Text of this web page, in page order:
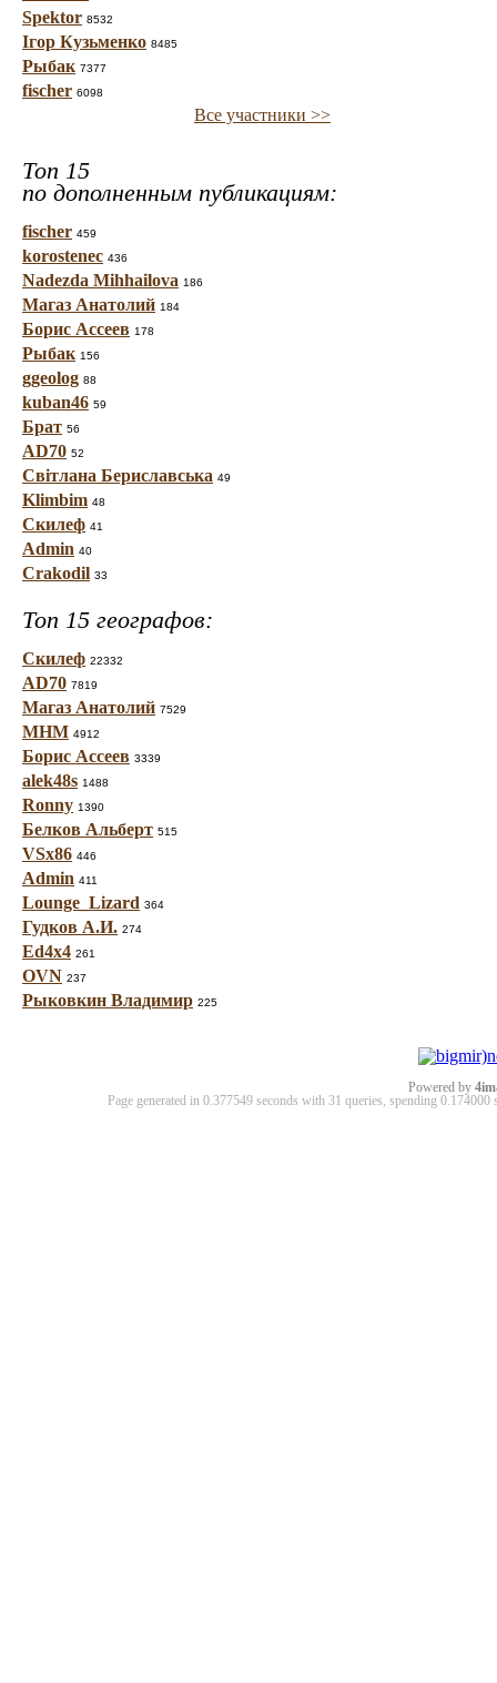
Spektor 8532
Ігор Кузьменко 8485
Рыбак 7377
fischer 6098
Все участники >>
Топ 15
по дополненным публикациям:
fischer 459
korostenec 436
Nadezda Mihhailova 186
Магаз Анатолий 184
Борис Ассеев 178
Рыбак 156
ggeolog 88
kuban46 59
Брат 56
AD70 52
Світлана Бериславська 49
Klimbim 48
Скилеф 41
Admin 40
Crakodil 33
Топ 15 географов:
Скилеф 22332
AD70 7819
Магаз Анатолий 7529
МНМ 4912
Борис Ассеев 3339
alek48s 1488
Ronny 1390
Белков Альберт 515
VSx86 446
Admin 411
Lounge_Lizard 364
Гудков А.И. 274
Ed4x4 261
OVN 237
Рыковкин Владимир 225
Powered by
Page generated in 0.377549 seconds with 31 queries, spending